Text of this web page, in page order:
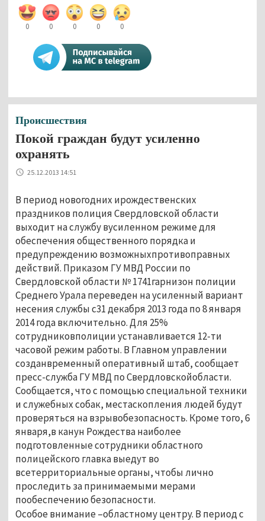
0 0 0 0 0
Происшествия
Покой граждан будут усиленно
охранять
25.12.2013 14:51
В период новогодних ирождественских
праздников полиция Свердловской области
выходит на службу вусиленном режиме для
обеспечения общественного порядка и
предупреждению возможныхпротивоправных
действий. Приказом ГУ МВД России по
Свердловской области № 1741гарнизон полиции
Среднего Урала переведен на усиленный вариант
несения службы с31 декабря 2013 года по 8 января
2014 года включительно. Для 25%
сотрудниковполиции устанавливается 12-ти
часовой режим работы. В Главном управлении
созданвременный оперативный штаб, сообщает
пресс-служба ГУ МВД по Свердловскойобласти.
Сообщается, что с помощью специальной техники
и служебных собак, местаскопления людей будут
проверяться на взрывобезопасность. Кроме того, 6
января,в канун Рождества наиболее
подготовленные сотрудники областного
полицейского главка выедут во
всетерриториальные органы, чтобы лично
проследить за принимаемыми мерами
пообеспечению безопасности.
Особое внимание –областному центру. В период с